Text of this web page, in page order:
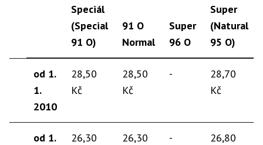
Speciál
(Special
91 O)
91 O
Normal
Super
96 O
Super
(Natural
95 O)
od 1.
1.
2010
28,50
Kč
28,50
Kč
-
28,70
Kč
od 1.
26,30
26,30
-
26,80